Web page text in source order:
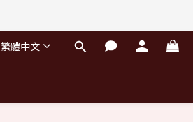
繁體中文